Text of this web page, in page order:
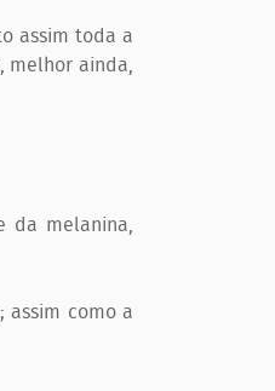
assim toda a
melhor ainda,
da melanina,
assim como a